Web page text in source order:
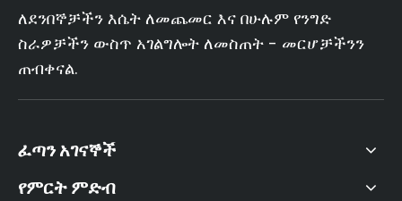
ለደንበኞቻችን እሴት ለመጨመር እና በሁሉም የንግድ
ስራዎቻችን ውስጥ አገልግሎት ለመስጠት - መርሆቻችንን
ጠብቀናል.
ፈጣን አገናኞች
የምርት ምድብ